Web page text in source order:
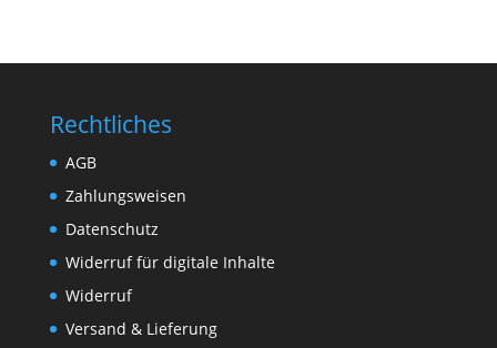
Rechtliches
AGB
Zahlungsweisen
Datenschutz
Widerruf für digitale Inhalte
Widerruf
Versand & Lieferung